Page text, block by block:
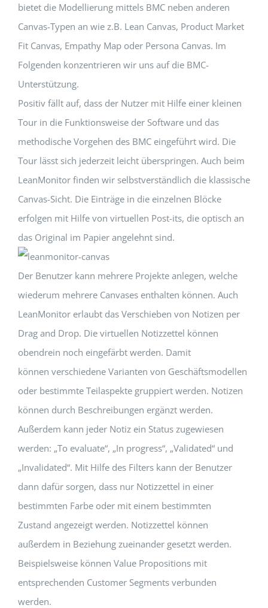
bietet die Modellierung mittels BMC neben anderen
Canvas-Typen an wie z.B. Lean Canvas, Product Market
Fit Canvas, Empathy Map oder Persona Canvas. Im
Folgenden konzentrieren wir uns auf die BMC-
Unterstützung.
Positiv fällt auf, dass der Nutzer mit Hilfe einer kleinen
Tour in die Funktionsweise der Software und das
methodische Vorgehen des BMC eingeführt wird. Die
Tour lässt sich jederzeit leicht überspringen. Auch beim
LeanMonitor finden wir selbstverständlich die klassische
Canvas-Sicht. Die Einträge in die einzelnen Blöcke
erfolgen mit Hilfe von virtuellen Post-its, die optisch an
das Original im Papier angelehnt sind.
Der Benutzer kann mehrere Projekte anlegen, welche
wiederum mehrere Canvases enthalten können. Auch
LeanMonitor erlaubt das Verschieben von Notizen per
Drag and Drop. Die virtuellen Notizzettel können
obendrein noch eingefärbt werden. Damit
können verschiedene Varianten von Geschäftsmodellen
oder bestimmte Teilaspekte gruppiert werden. Notizen
können durch Beschreibungen ergänzt werden.
Außerdem kann jeder Notiz ein Status zugewiesen
werden: „To evaluate“, „In progress“, „Validated“ und
„Invalidated“. Mit Hilfe des Filters kann der Benutzer
dann dafür sorgen, dass nur Notizzettel in einer
bestimmten Farbe oder mit einem bestimmten
Zustand angezeigt werden. Notizzettel können
außerdem in Beziehung zueinander gesetzt werden.
Beispielsweise können Value Propositions mit
entsprechenden Customer Segments verbunden
werden.